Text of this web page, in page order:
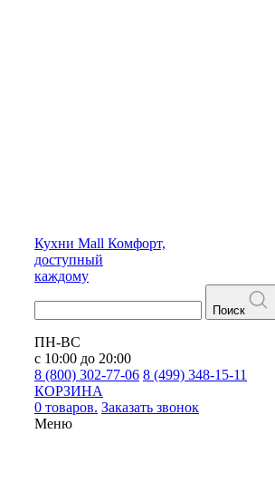
Кухни Mall Комфорт,
доступный
каждому
Поиск
ПН-ВС
с 10:00 до 20:00
8 (800) 302-77-06 8 (499) 348-15-11
КОРЗИНА
0 товаров. Заказать звонок
Меню